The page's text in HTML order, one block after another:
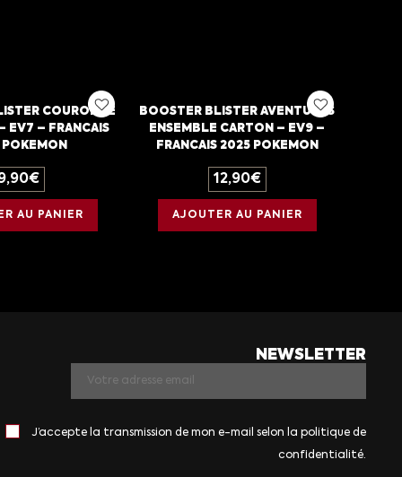
COURONNE
EV7 – FRANCAIS
€
AU PANIER
BOOSTER BLISTER AVENTURES
ENSEMBLE CARTON – EV9 –
FRANCAIS 2025 POKEMON
12,90€
AJOUTER AU PANIER
NEWSLETTER
J’accepte la transmission de mon e-mail selon la politique de
confidentialité.